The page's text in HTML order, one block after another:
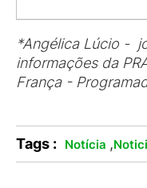
*Angélica Lúcio -
informações da
França -
Tags : Notícia ,